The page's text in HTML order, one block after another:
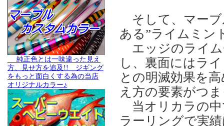
純正色とは一味違った見え
方、見せ方を追及!! ジギング
をもっと面白くする為の当店
オリジナルカラー♪
そして、マーブ
ある”ライムミン
エッジのライム
し、裏面にはラ
との明滅効果を
え方の要素がつ
当オリカラの中
ラーリングで実